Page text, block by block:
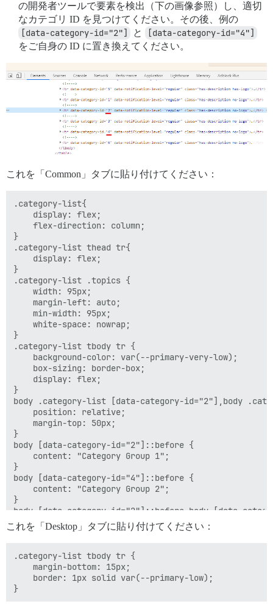
の開発者ツールで要素を検出（下の画像参照）し、適切
なカテゴリ ID を見つけてください。その後、例の
[data-category-id="2"] と [data-category-id="4"]
をご自身の ID に置き換えてください。
これを「Common」タブに貼り付けてください：
.category-list{
    display: flex;
    flex-direction: column;
}
.category-list thead tr{
    display: flex;
}
.category-list .topics {
    width: 95px;
    margin-left: auto;
    min-width: 95px;
    white-space: nowrap;
}
.category-list tbody tr {
    background-color: var(--primary-very-low);
    box-sizing: border-box;
    display: flex;
}
body .category-list [data-category-id="2"],body
    position: relative;
    margin-top: 50px;
}
body [data-category-id="2"]::before {
    content: "Category Group 1";
}
body [data-category-id="4"]::before {
    content: "Category Group 2";
}
body [data-category-id="2"]::before,body [data-
    position: absolute;
    top: -35px;
    font-weight: bold;
    font-size: 15px;
    text-transform: uppercase;
    color: var(--primary-medium);
これを「Desktop」タブに貼り付けてください：
.category-list tbody tr {
    margin-bottom: 15px;
    border: 1px solid var(--primary-low);